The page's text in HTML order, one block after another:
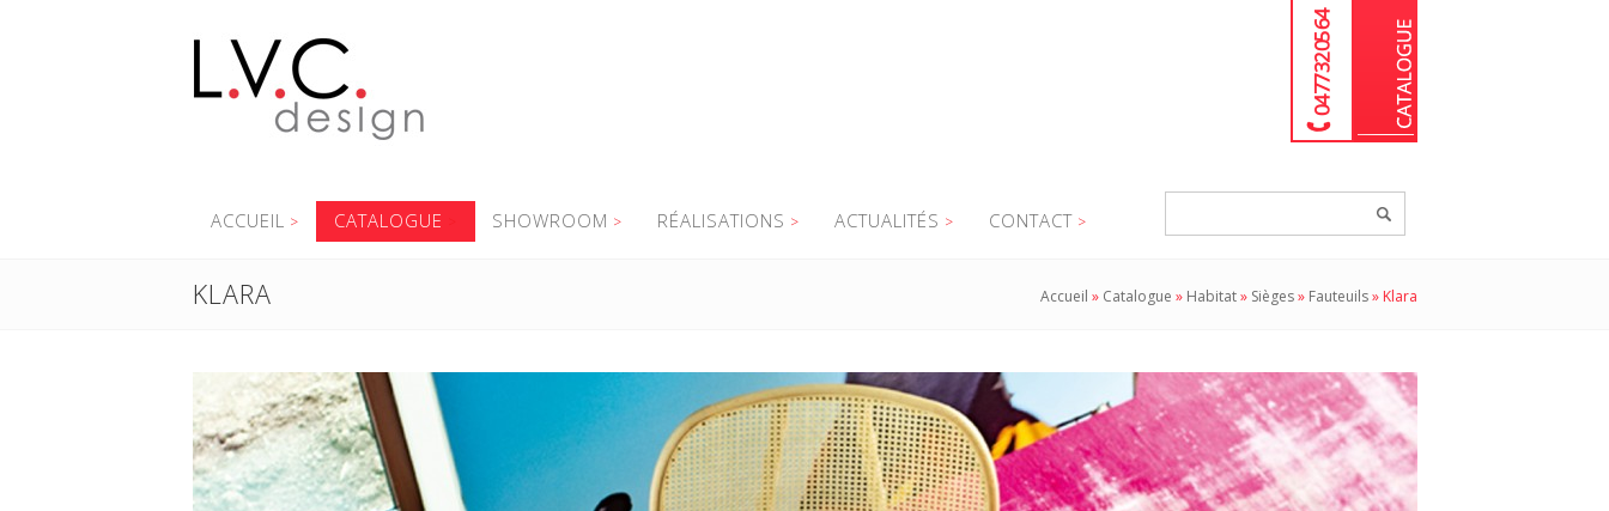
04 77 32 05 64
ACCUEIL CATALOGUE SHOWROOM RÉALISATIONS ACTUALITÉS CONTACT
KLARA Accueil » Catalogue » Habitat» Sièges» Fauteuils» Klara